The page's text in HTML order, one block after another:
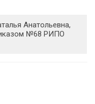
Анатольевна,
№68 РИПО